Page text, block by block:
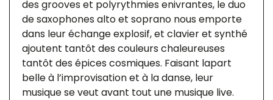
des grooves et polyrythmies enivrantes, le duo
de saxophones alto et soprano nous emporte
dans leur échange explosif, et clavier et synthé
ajoutent tantôt des couleurs chaleureuses
tantôt des épices cosmiques. Faisant lapart
belle à l’improvisation et à la danse, leur
musique se veut avant tout une musique live.